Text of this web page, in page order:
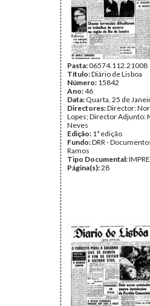
Pasta:06574.112.21008
Título:Diário de Lisboa
Número: 15842
Ano:46
Data: Quarta, 25 de
Directores:Director:
Lopes; Director Adjunto:
Neves
Edição: 1ª edição
Fundo:DRR -
Ramos
Tipo Documental:
Página(s):28